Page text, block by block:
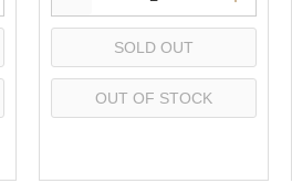
SOLD OUT
OUT OF STOCK